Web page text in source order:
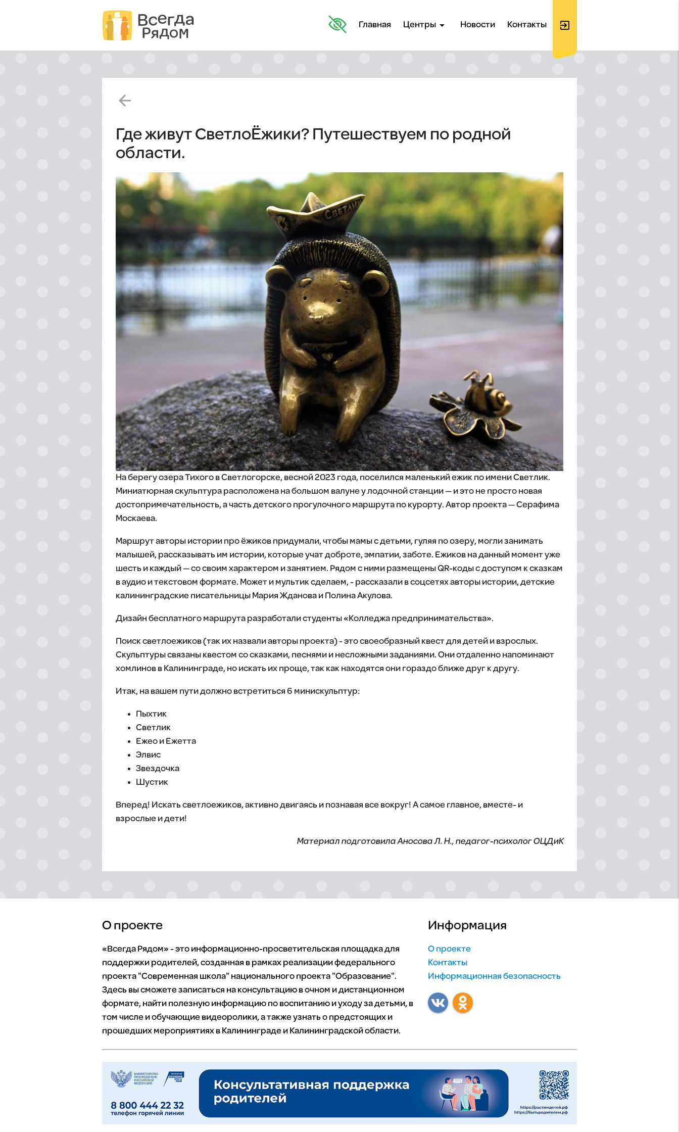
Главная Центры arrow_drop_down Новости Контакты exit_to_app
сайт
arrow_back
Где живут СветлоЁжики? Путешествуем по родной
области.
На берегу озера Тихого в Светлогорске, весной 2023 года, поселился маленький ежик по имени Светлик.
Миниатюрная скульптура расположена на большом валуне у лодочной станции — и это не просто новая
достопримечательность, а часть детского прогулочного маршрута по курорту. Автор проекта — Серафима
Москаева.
Маршрут авторы истории про ёжиков придумали, чтобы мамы с детьми, гуляя по озеру, могли занимать
малышей, рассказывать им истории, которые учат доброте, эмпатии, заботе. Ежиков на данный момент уже
шесть и каждый — со своим характером и занятием. Рядом с ними размещены QR-коды с доступом к сказкам
в аудио и текстовом формате. Может и мультик сделаем, - рассказали в соцсетях авторы истории, детские
калининградские писательницы Мария Жданова и Полина Акулова.
Дизайн бесплатного маршрута разработали студенты «Колледжа предпринимательства».
Поиск светлоежиков (так их назвали авторы проекта) - это своеобразный квест для детей и взрослых.
Скульптуры связаны квестом со сказками, песнями и несложными заданиями. Они отдаленно напоминают
хомлинов в Калининграде, но искать их проще, так как находятся они гораздо ближе друг к другу.
Итак, на вашем пути должно встретиться 6 минискульптур:
Пыхтик
Светлик
Ежео и Ежетта
Элвис
Звездочка
Шустик
Вперед! Искать светлоежиков, активно двигаясь и познавая все вокруг! А самое главное, вместе- и
взрослые и дети!
Материал подготовила Аносова Л. Н., педагог-психолог ОЦДиК
О проекте
«Всегда Рядом» - это информационно-просветительская площадка для
поддержки родителей, созданная в рамках реализации федерального
проекта "Современная школа" национального проекта "Образование".
Здесь вы сможете записаться на консультацию в очном и дистанционном
формате, найти полезную информацию по воспитанию и уходу за детьми, в
том числе и обучающие видеоролики, а также узнать о предстоящих и
прошедших мероприятиях в Калининграде и Калининградской области.
Информация
О проекте
Контакты
Информационная безопасность